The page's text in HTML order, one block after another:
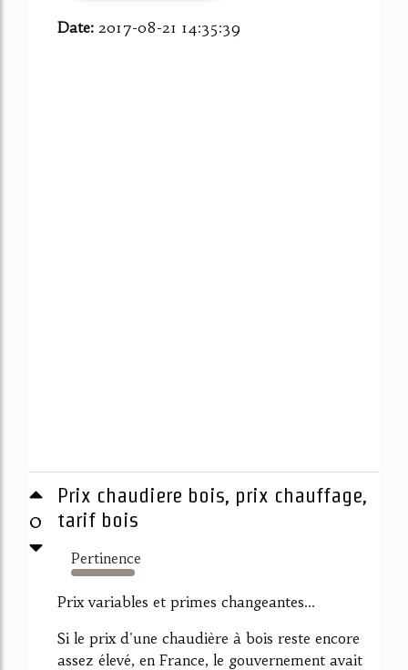
Date: 2017-08-21 14:35:39
0
Prix chaudiere bois, prix chauffage,
tarif bois
Pertinence
3027%
Prix variables et primes changeantes...
Si le prix d'une chaudière à bois reste encore
assez élevé, en France, le gouvernement avait